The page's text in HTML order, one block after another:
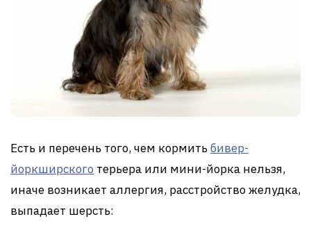
Есть и перечень того, чем кормить бивер-
йоркширского терьера или мини-йорка нельзя,
иначе возникает аллергия, расстройство желудка,
выпадает шерсть: